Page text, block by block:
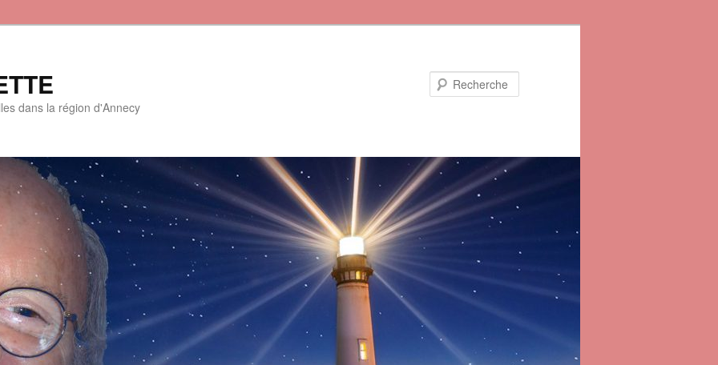
dans la région d'Annecy